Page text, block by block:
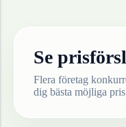
Se
Flera företag
dig bästa möjliga